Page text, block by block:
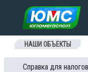
Перейти к
НАШИ ОБЪЕКТЫ
Справка для